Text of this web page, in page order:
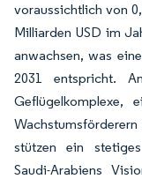
voraussichtlich von
Milliarden USD im
anwachsen, was
2031 entspricht.
Geflügelkomplexe,
stützen ein
Saudi-Arabiens